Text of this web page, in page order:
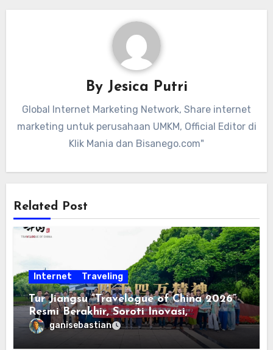
By Jesica Putri
Global Internet Marketing Network, Share internet
marketing untuk perusahaan UMKM, Official Editor di
Klik Mania dan Bisanego.com"
Related Post
Internet Traveling
Tur Jiangsu “Travelogue of China 2026”
Resmi Berakhir, Soroti Inovasi,
Keterbukaan, dan Pembangunan
Berorientasi pada Masyarakat
ganisebastian